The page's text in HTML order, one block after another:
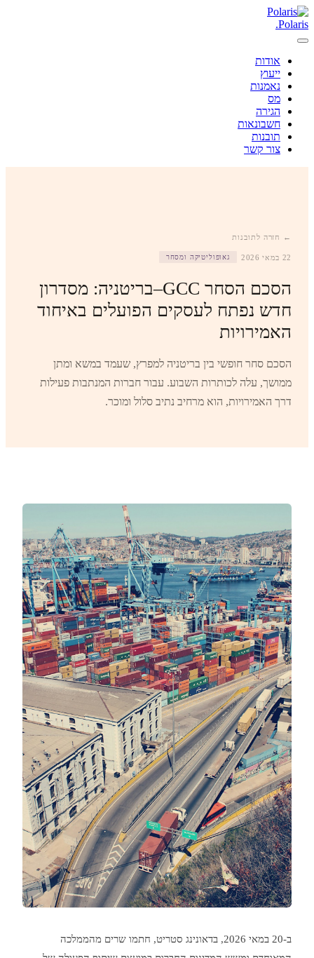
Polaris
.
אודות
ייעוץ
נאמנות
מס
הגירה
חשבונאות
תובנות
צור קשר
← חזרה לתובנות
22 במאי 2026 גאופוליטיקה ומסחר
הסכם הסחר GCC–בריטניה: מסדרון
חדש נפתח לעסקים הפועלים באיחוד
האמירויות
הסכם סחר חופשי בין בריטניה למפרץ, שעמד במשא ומתן
ממושך, עלה לכותרות השבוע. עבור חברות המנתבות פעילות
דרך האמירויות, הוא מרחיב נתיב סלול ומוכר.
ב-20 במאי 2026, בדאונינג סטריט, חתמו שרים מהממלכה